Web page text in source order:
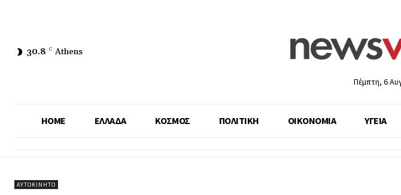
30.8 C Athens
Πέμπτη, 6
HOME ΕΛΛΑΔΑ ΚΟΣΜΟΣ ΠΟΛΙΤΙΚΗ ΟΙΚΟΝΟΜΙΑ ΥΓΕΙΑ
ΑΥΤΟΚΙΝΗΤΟ